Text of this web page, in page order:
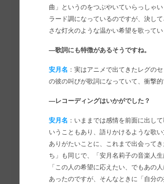
曲」というのをつぶやいていらっしゃ
ラード調になっているのですが、決し
さな灯火のような温かい希望を歌ってい
―歌詞にも特徴があるそうですね。
安月名 ：実はアニメで出てきたレグの
の彼の叫びが歌詞になっていて、衝撃的
―レコーディングはいかがでした？
安月名 ：いままでは感情を前面に出し
いうこともあり、語りかけるような歌い
ありがたいことに、これまで出会って
ち」も同じで、「安月名莉子の音楽人
「この人の希望に応えたい、でもあの
あったのですが、そんなときに「自分